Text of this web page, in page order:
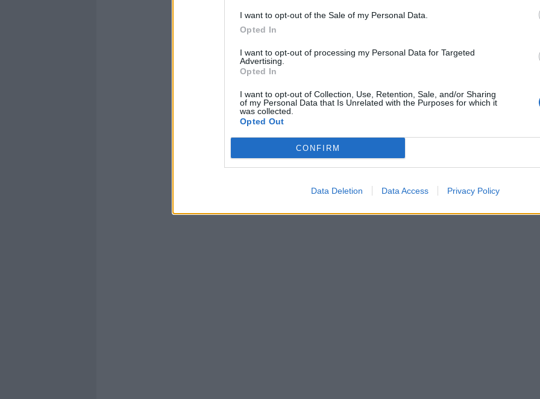
I want to opt-out of the Sale of my Personal Data.
Opted In
I want to opt-out of processing my Personal Data for Targeted
Advertising.
Opted In
I want to opt-out of Collection, Use, Retention, Sale, and/or Sharing
of my Personal Data that Is Unrelated with the Purposes for which it
was collected.
Opted Out
CONFIRM
Data Deletion Data Access Privacy Policy